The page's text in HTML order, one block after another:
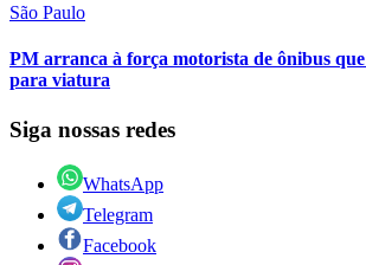
São Paulo
PM arranca à força motorista de ônibus que
para viatura
Siga nossas redes
WhatsApp
Telegram
Facebook